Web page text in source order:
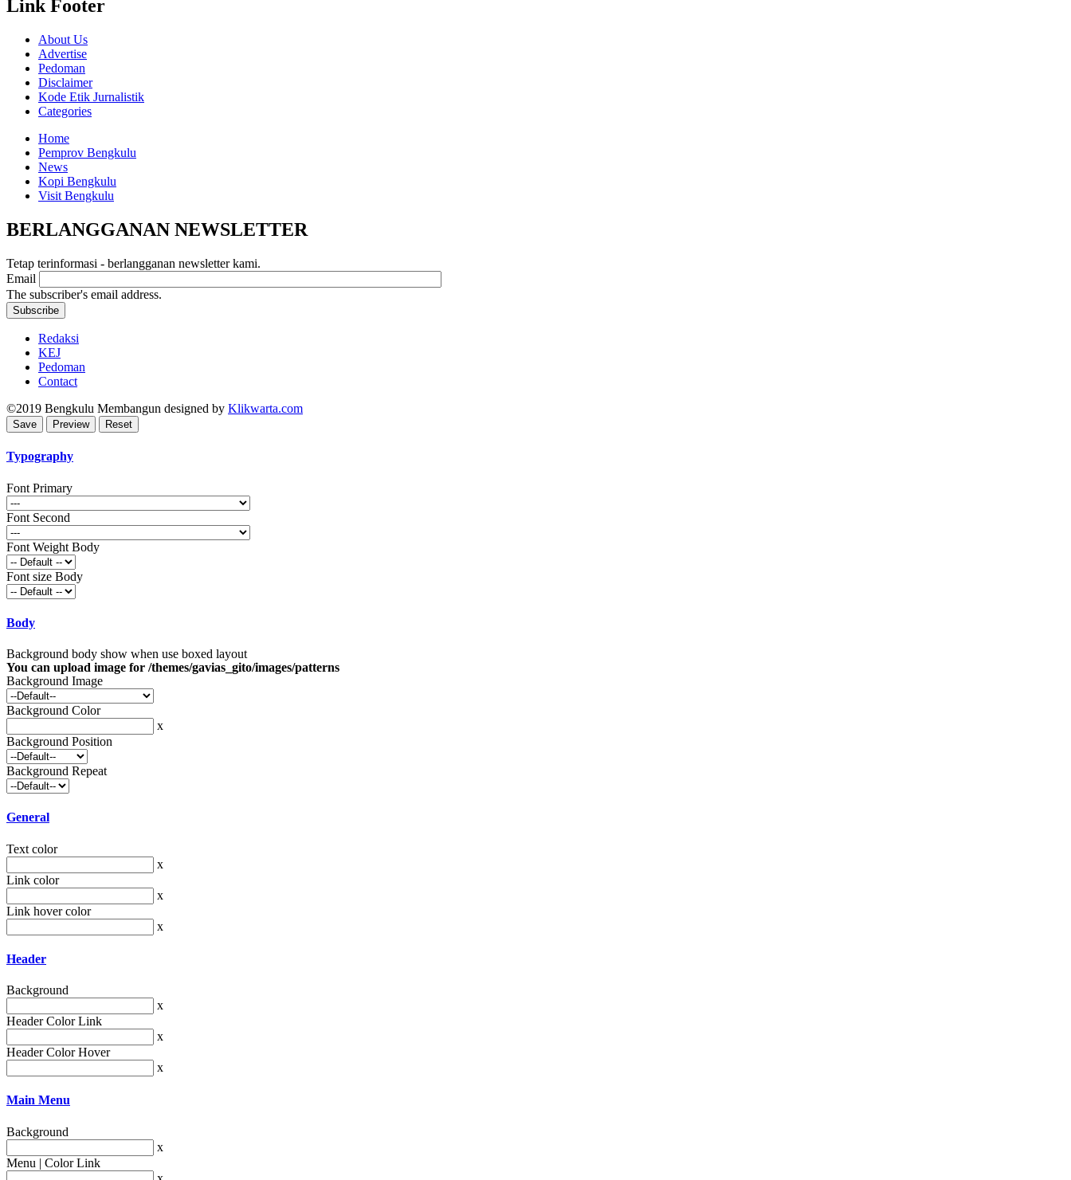
Link Footer
About Us
Advertise
Pedoman
Disclaimer
Kode Etik Jurnalistik
Categories
Home
Pemprov Bengkulu
News
Kopi Bengkulu
Visit Bengkulu
BERLANGGANAN NEWSLETTER
Tetap terinformasi - berlangganan newsletter kami.
Email
The subscriber's email address.
Redaksi
KEJ
Pedoman
Contact
©2019 Bengkulu Membangun designed by Klikwarta.com
Typography
Font Primary
Font Second
Font Weight Body
Font size Body
Body
Background body show when use boxed layout
You can upload image for /themes/gavias_gito/images/patterns
Background Image
Background Color
x
Background Position
Background Repeat
General
Text color
x
Link color
x
Link hover color
x
Header
Background
x
Header Color Link
x
Header Color Hover
x
Main Menu
Background
x
Menu | Color Link